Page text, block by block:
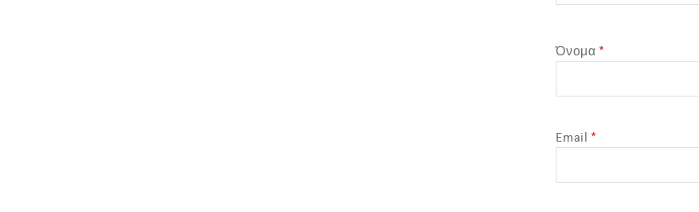
Όνομα *
Email *